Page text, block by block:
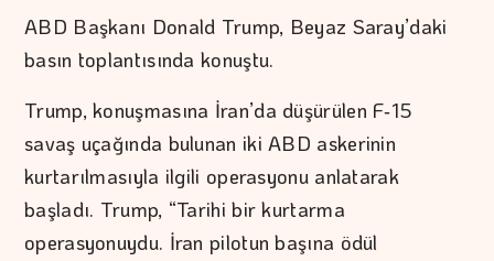
ABD Başkanı Donald Trump, Beyaz Saray’daki
basın toplantısında konuştu.
Trump, konuşmasına İran’da düşürülen F‑15
savaş uçağında bulunan iki ABD askerinin
kurtarılmasıyla ilgili operasyonu anlatarak
başladı. Trump, “Tarihi bir kurtarma
operasyonuydu. İran pilotun başına ödül